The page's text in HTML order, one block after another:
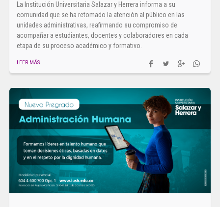
La Institución Universitaria Salazar y Herrera informa a su
comunidad que se ha retomado la atención al público en las
unidades administrativas, reafirmando su compromiso de
acompañar a estudiantes, docentes y colaboradores en cada
etapa de su proceso académico y formativo.
LEER MÁS